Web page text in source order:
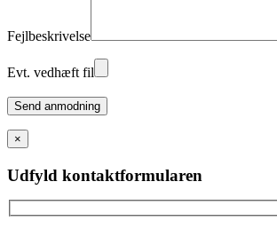
Fejlbeskrivelse
Evt. vedhæft fil
Please
leave
this
field
empty.
×
Udfyld kontaktformularen